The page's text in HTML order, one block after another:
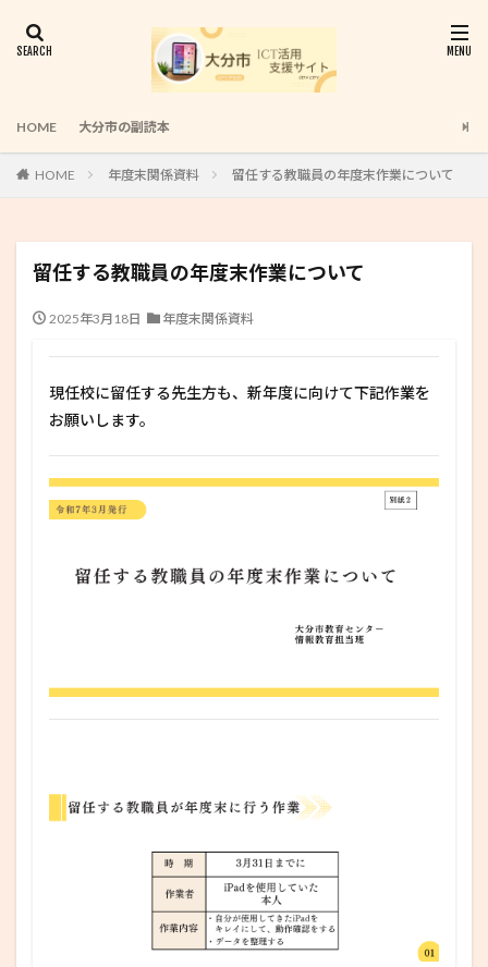
HOME 大分市の副読本
HOME 年度末関係資料 留任する教職員の年度末作業について
留任する教職員の年度末作業について
2025年3月18日 年度末関係資料
現任校に留任する先生方も、新年度に向けて下記作業を
お願いします。